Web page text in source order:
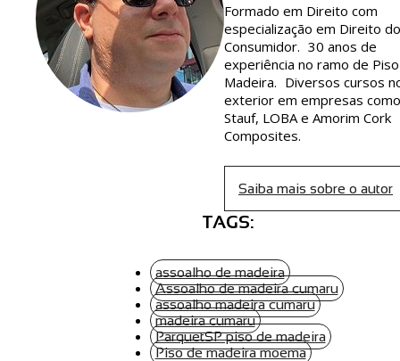
Formado em Direito com
especialização em Direito do
Consumidor. 30 anos de
experiência no ramo de
Madeira. Diversos cursos
exterior em empresas como
Stauf, LOBA e Amorim Cork
Composites.
Saiba mais sobre o autor
TAGS:
assoalho de madeira
Assoalho de madeira cumaru
assoalho madeira cumaru
madeira cumaru
ParquetSP piso de madeira
Piso de madeira moema